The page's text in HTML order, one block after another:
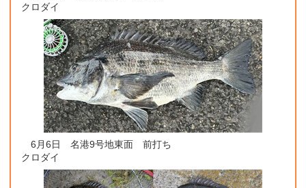
クロダイ
6月6日 名港9号地東面 前打ち
クロダイ